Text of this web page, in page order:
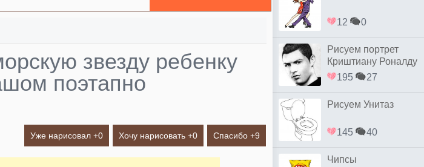
звезду ребенку
поэтапно
Уже нарисовал +0 Хочу нарисовать +0 Спасибо +9
12 0
Рисуем портрет
Криштиану Роналду
простым
195 27
Рисуем Унитаз
145 40
Чипсы